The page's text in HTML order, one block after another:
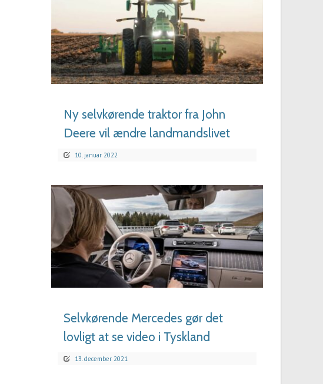
LÆS MERE
Ny selvkørende traktor fra John
Deere vil ændre landmandslivet
10. januar 2022
LÆS MERE
Selvkørende Mercedes gør det
lovligt at se video i Tyskland
13. december 2021